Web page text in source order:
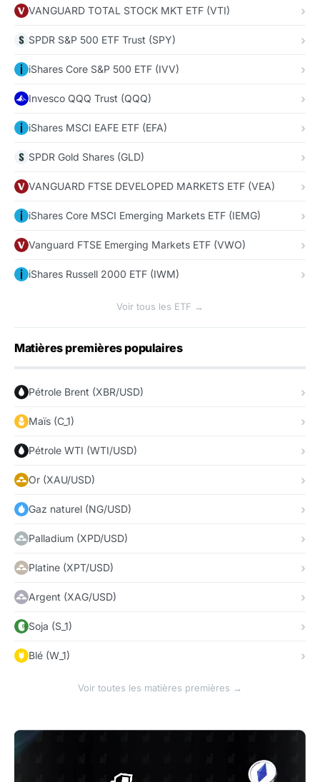
VANGUARD TOTAL STOCK MKT ETF (VTI)
SPDR S&P 500 ETF Trust (SPY)
iShares Core S&P 500 ETF (IVV)
Invesco QQQ Trust (QQQ)
iShares MSCI EAFE ETF (EFA)
SPDR Gold Shares (GLD)
VANGUARD FTSE DEVELOPED MARKETS ETF (VEA)
iShares Core MSCI Emerging Markets ETF (IEMG)
Vanguard FTSE Emerging Markets ETF (VWO)
iShares Russell 2000 ETF (IWM)
Voir tous les ETF →
Matières premières populaires
Pétrole Brent (XBR/USD)
Maïs (C_1)
Pétrole WTI (WTI/USD)
Or (XAU/USD)
Gaz naturel (NG/USD)
Palladium (XPD/USD)
Platine (XPT/USD)
Argent (XAG/USD)
Soja (S_1)
Blé (W_1)
Voir toutes les matières premières →